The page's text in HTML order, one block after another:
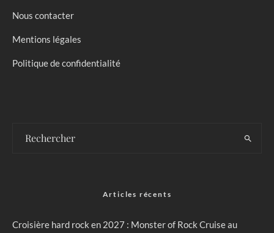
Nous contacter
Mentions légales
Politique de confidentialité
Articles récents
Croisière hard rock en 2027 : Monster of Rock Cruise au